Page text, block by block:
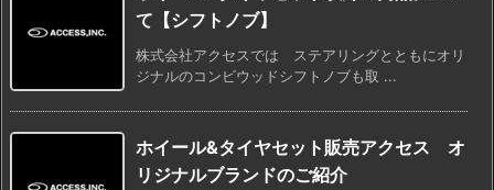
て【シフトノブ】
株式会社アクセスでは ステアリングとともにオリ
ジナルのコンビウッドシフトノブも取 ...
ホイール&タイヤセット販売アクセス オ
リジナルブランドのご紹介